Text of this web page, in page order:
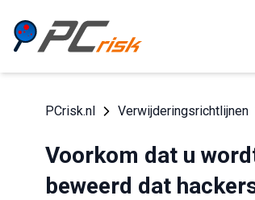
PCrisk.nl Verwijderingsrichtlijnen
Voorkom dat u
beweerd dat